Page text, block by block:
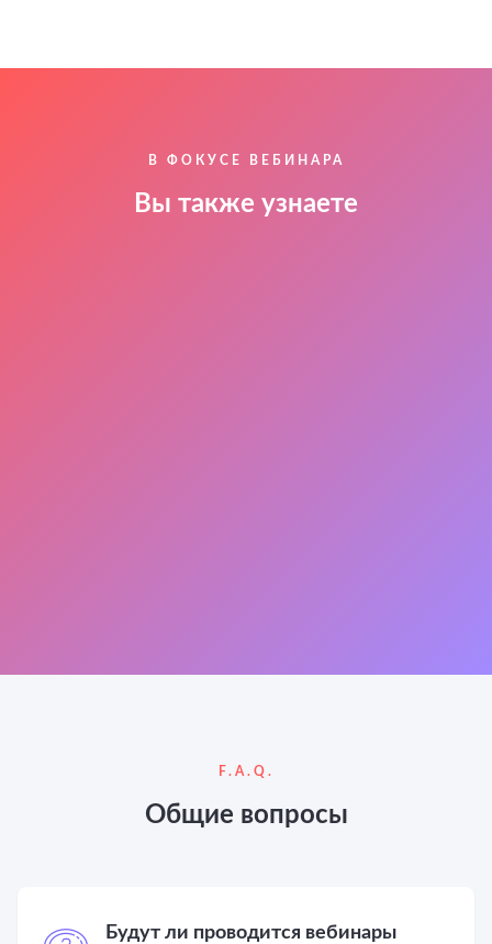
В ФОКУСЕ ВЕБИНАРА
Вы также узнаете
F.A.Q.
Общие вопросы
Будут ли проводится вебинары